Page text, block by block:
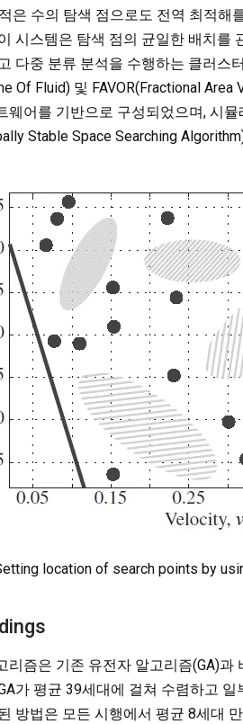
은 수의 탐색 점으로도 전역 최적해
시스템은 탐색 점의 균일한 배치를
다중 분류 분석을 수행하는 클러스
Of Fluid) 및 FAVOR(Fractional
웨어를 기반으로 구성되었으며, 시
Stable Space Searching
location of search points by
리즘은 기존 유전자 알고리즘(GA)
가 평균 39세대에 걸쳐 수렴하고
방법은 모든 시행에서 평균 8세대